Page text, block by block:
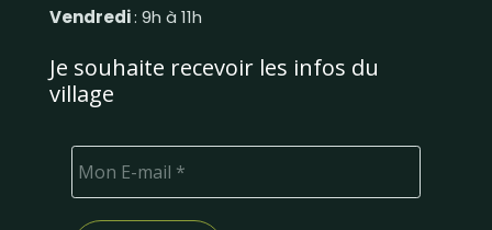
Vendredi: 9h à 11h
Je souhaite recevoir les infos du
village